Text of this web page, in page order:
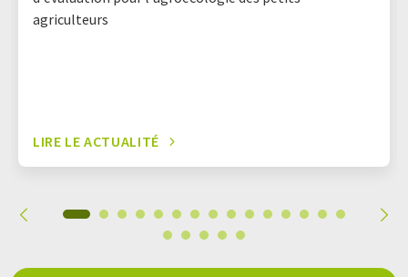
agriculteurs
LIRE LE ACTUALITÉ